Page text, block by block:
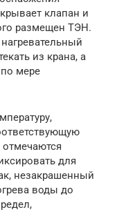
клапан и
размещен ТЭН.
из крана, а
мере
для
незакрашенный
воды до